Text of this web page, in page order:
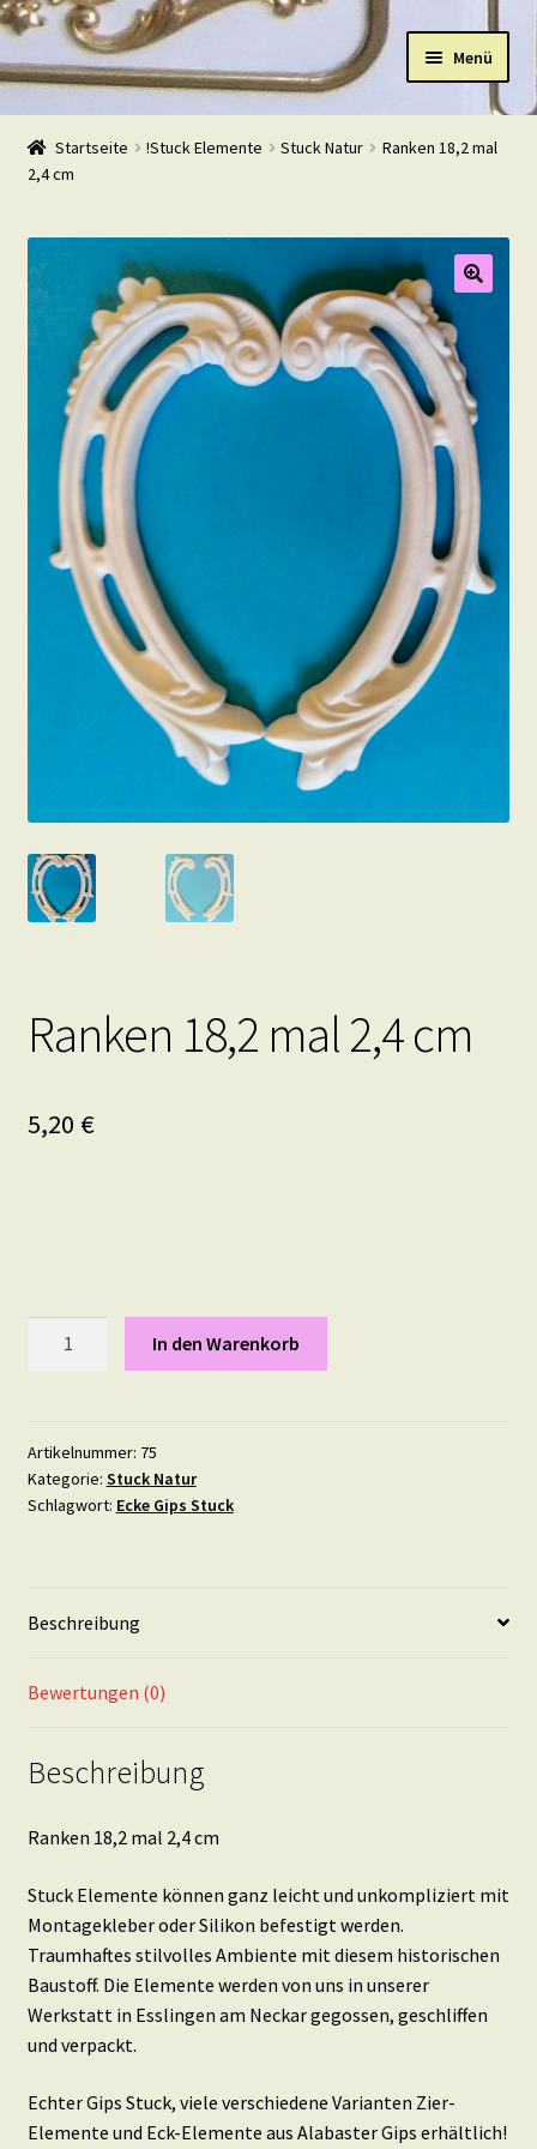
Navigation
Zum
Inhalt
Menü
Start
Shop
Warenkorb
Mein Konto
Kasse
Beispiele
Kontakt
Startseite !Stuck Elemente Stuck Natur
Ranken 18,2 mal
2,4 cm
Ranken 18,2 mal 2,4 cm
5,20 €
cm
Menge
In den Warenkorb
Artikelnummer: 75
Kategorie: Stuck Natur
Schlagwort: Ecke Gips Stuck
Beschreibung
Bewertungen (0)
Beschreibung
Ranken 18,2 mal 2,4 cm
Stuck Elemente können ganz leicht und unkompliziert mit
Montagekleber oder Silikon befestigt werden.
Traumhaftes stilvolles Ambiente mit diesem historischen
Baustoff. Die Elemente werden von uns in unserer
Werkstatt in Esslingen am Neckar gegossen, geschliffen
und verpackt.
Echter Gips Stuck, viele verschiedene Varianten Zier-
Elemente und Eck-Elemente aus Alabaster Gips erhältlich!